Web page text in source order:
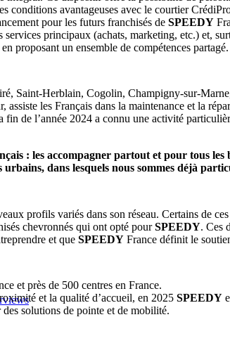
avantageuses avec le courtier
pour les futurs franchisés de SPEEDY
principaux (achats, marketing, etc.) et,
proposant un ensemble de compétences partagé.
Saint-Herblain, Cogolin, Champigny-sur-
les Français dans la maintenance et la
de l’année 2024 a connu une activité
: les accompagner partout et pour tous
dans lesquels nous sommes déjà
profils variés dans son réseau. Certains de
chevronnés qui ont opté pourSPEEDY. Ces
et que SPEEDY France définit le
et près de 500 centres en France.
et la qualité d’accueil, en 2025 SPEEDY
solutions de pointe et de mobilité.